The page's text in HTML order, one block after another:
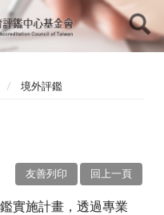
境外評鑑
回上一頁
友善列印
實施計畫，透過專業